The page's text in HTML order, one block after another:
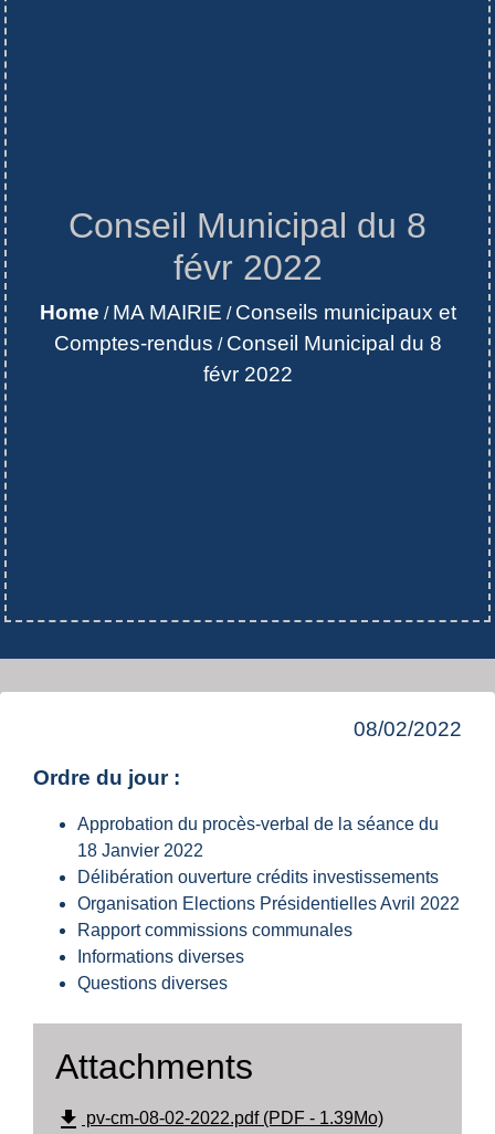
Conseil Municipal du 8
févr 2022
Home / MA MAIRIE / Conseils municipaux et
Comptes-rendus / Conseil Municipal du 8
févr 2022
08/02/2022
Ordre du jour :
Approbation du procès-verbal de la séance du
18 Janvier 2022
Délibération ouverture crédits investissements
Organisation Elections Présidentielles Avril 2022
Rapport commissions communales
Informations diverses
Questions diverses
Attachments
file_download pv-cm-08-02-2022.pdf (PDF - 1.39Mo)